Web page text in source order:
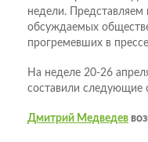
недели. Представляем
обсуждаемых
прогремевших в
На неделе 20-26
составили следующие
Дмитрий Медведев